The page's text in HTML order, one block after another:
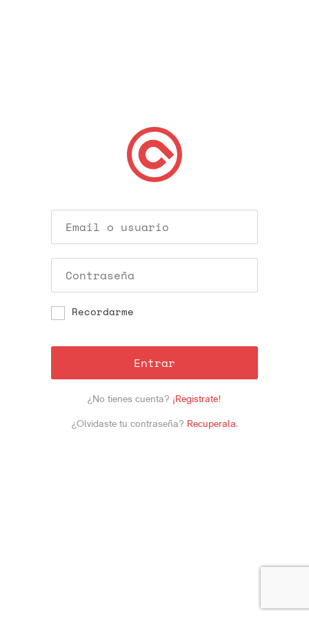
Recordarme
Entrar
¿No tienes cuenta? ¡Registrate!
¿Olvidaste tu contraseña? Recuperala.